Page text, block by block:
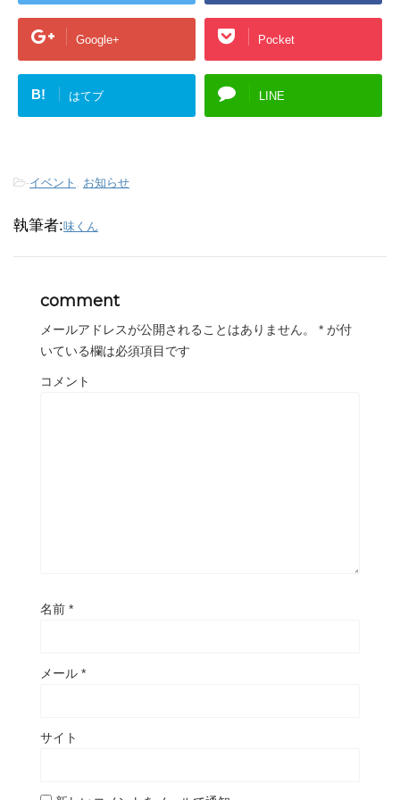
Google+ Pocket
B! はてブ LINE
-イベント , お知らせ
執筆者:味くん
comment
メールアドレスが公開されることはありません。 * が付
いている欄は必須項目です
コメント
名前 *
メール *
サイト